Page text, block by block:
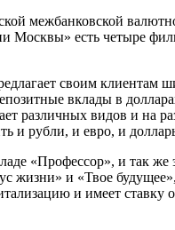
межбанковской
Москвы» есть четыре
своим клиентам
вклады в
различных видов и на
и рубли, и евро, и
«Профессор», и так
жизни» и «Твое
и имеет